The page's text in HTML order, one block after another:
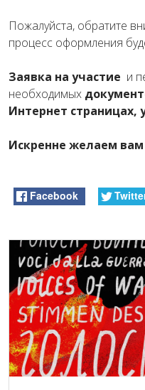
Пожалуйста, обратите
процесс оформления
Заявка на участие и
необходимых
Интернет страницах,
Искренне желаем вам
Facebook